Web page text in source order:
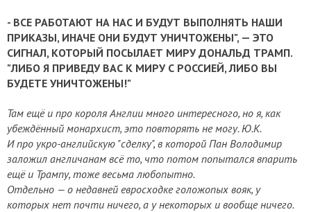
- ВСЕ РАБОТАЮТ НА НАС И БУДУТ ВЫПОЛНЯТЬ НАШИ
ПРИКАЗЫ, ИНАЧЕ ОНИ БУДУТ УНИЧТОЖЕНЫ", — ЭТО
СИГНАЛ, КОТОРЫЙ ПОСЫЛАЕТ МИРУ ДОНАЛЬД ТРАМП.
"ЛИБО Я ПРИВЕДУ ВАС К МИРУ С РОССИЕЙ, ЛИБО ВЫ
БУДЕТЕ УНИЧТОЖЕНЫ!"
Там ещё и про короля Англии много интересного, но я, как
убеждённый монархист, это повторять не могу. Ю.К.
И про укро-английскую "сделку", в которой Пан Володимир
заложил англичанам всё то, что потом попытался впарить
ещё и Трампу, тоже весьма любопытно.
Отдельно — о недавней евросходке голожопых вояк, у
которых нет почти ничего, а у некоторых и вообще ничего.